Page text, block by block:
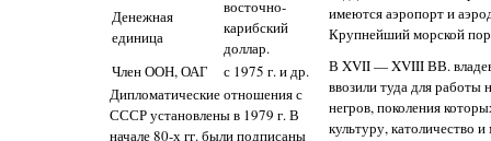
Денежная
единица
восточно-
карибский
доллар.
Член ООН, ОАГ
с 1975 г. и др.
Дипломатические отношения с
СССР установлены в 1979 г. В
начале 80-х гг. были подписаны
имеются аэропорт и
Крупнейший морской
В XVII — XVIII ВВ.
ввозили туда для работы
негров, поколения
культуру, католичество